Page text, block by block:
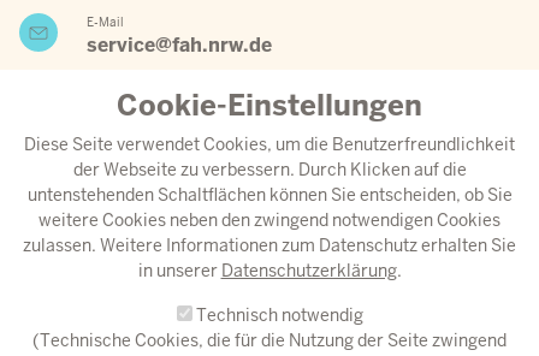
E-Mail
service@fah.nrw.de
Wichtige Links
Jahresprogramm 2026
Aktueller Speiseplan
Anreise
Cookie-Einstellungen
Diese Seite verwendet Cookies, um die Benutzerfreundlichkeit
der Webseite zu verbessern. Durch Klicken auf die
untenstehenden Schaltflächen können Sie entscheiden, ob Sie
weitere Cookies neben den zwingend notwendigen Cookies
zulassen. Weitere Informationen zum Datenschutz erhalten Sie
in unserer Datenschutzerklärung.
Technisch notwendig
(Technische Cookies, die für die Nutzung der Seite zwingend